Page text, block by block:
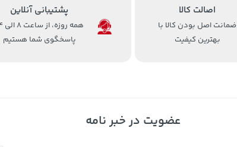
اصالت کالا
ضمانت اصل بودن کالا با
بهترین کیفیت
پشتیبانی آنلاین
همه
پاسخگوی شما هستیم
عضویت در خبر نامه